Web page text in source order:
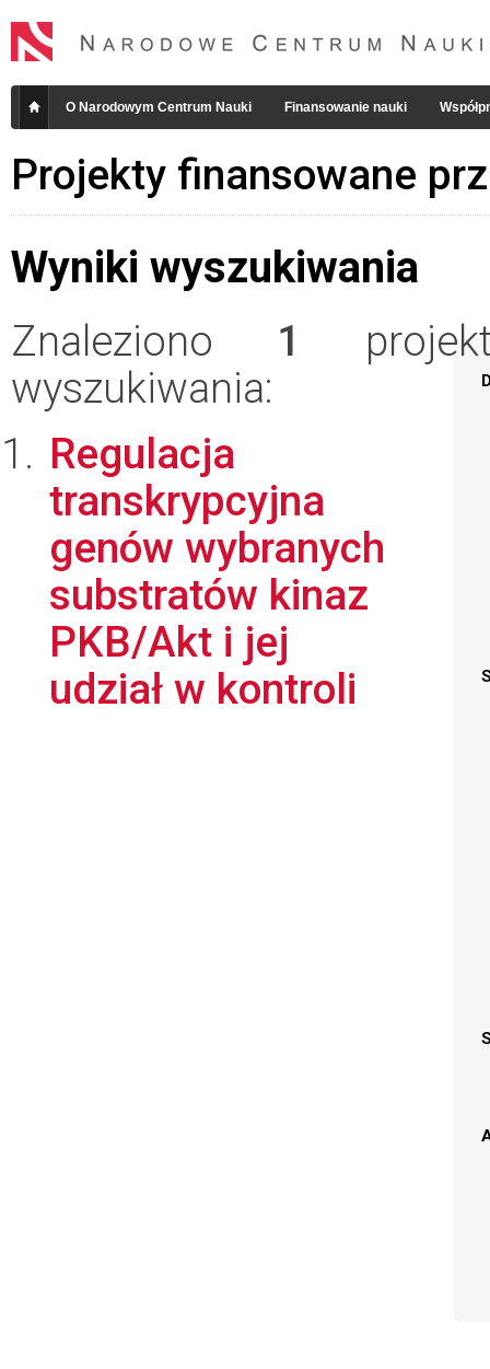
O Narodowym Centrum Nauki Finansowanie nauki
Projekty finansowane
Wyniki wyszukiwania
Znaleziono 1
wyszukiwania:
Regulacja
transkrypcyjna
genów wybranych
substratów kinaz
PKB/Akt i jej
udział w kontroli